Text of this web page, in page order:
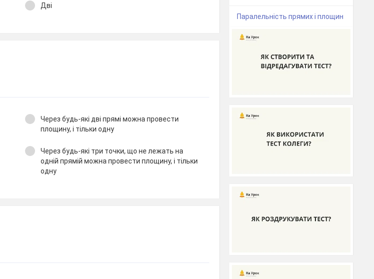
Дві
Через будь-які дві прямі можна провести
площину, і тільки одну
Через будь-які три точки, що не лежать на
одній прямій можна провести площину, і тільки
одну
Паралельність прямих і площин